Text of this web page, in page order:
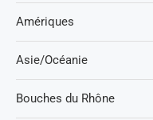
Amériques
Asie/Océanie
Bouches du Rhône